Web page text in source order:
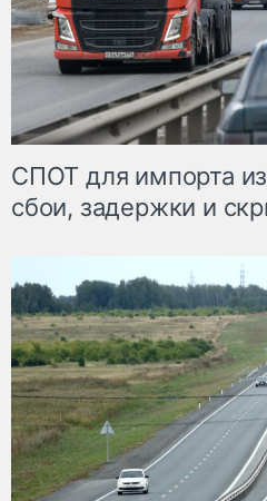
СПОТ для импорта
сбои, задержки и